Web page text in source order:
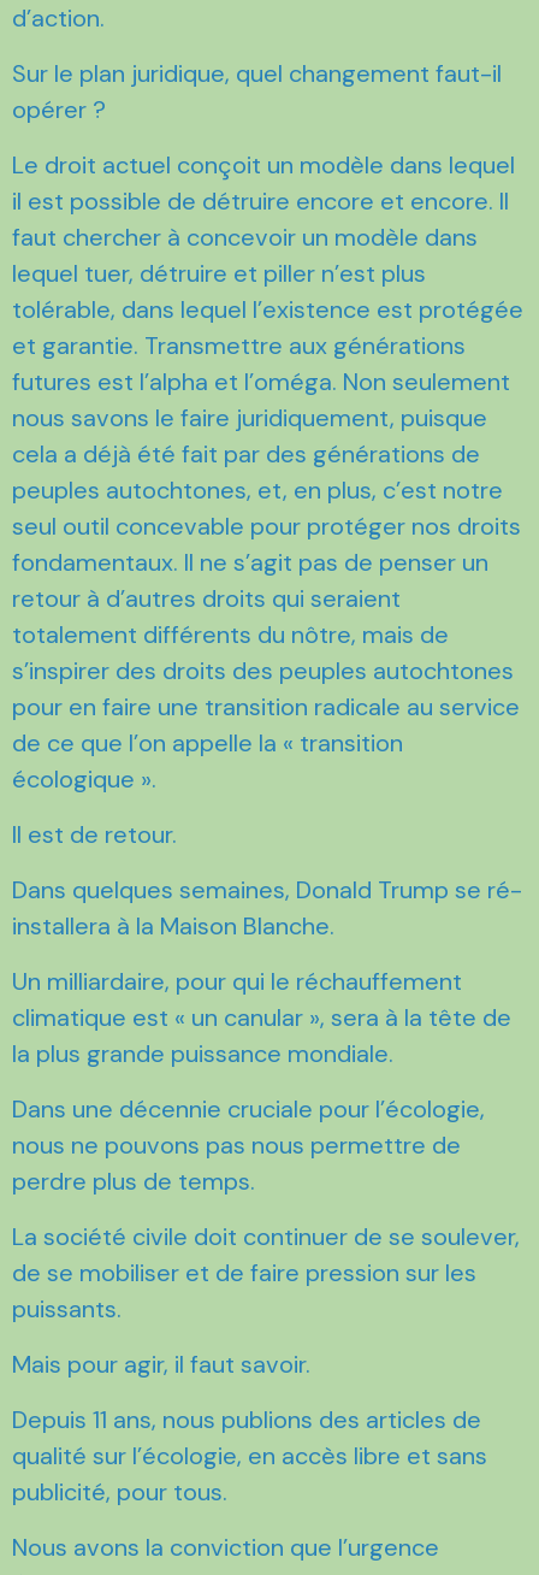
d’action.
Sur le plan juridique, quel changement faut-il
opérer ?
Le droit actuel conçoit un modèle dans lequel
il est possible de détruire encore et encore. Il
faut chercher à concevoir un modèle dans
lequel tuer, détruire et piller n’est plus
tolérable, dans lequel l’existence est protégée
et garantie. Transmettre aux générations
futures est l’alpha et l’oméga. Non seulement
nous savons le faire juridiquement, puisque
cela a déjà été fait par des générations de
peuples autochtones, et, en plus, c’est notre
seul outil concevable pour protéger nos droits
fondamentaux. Il ne s’agit pas de penser un
retour à d’autres droits qui seraient
totalement différents du nôtre, mais de
s’inspirer des droits des peuples autochtones
pour en faire une transition radicale au service
de ce que l’on appelle la « transition
écologique ».
Il est de retour.
Dans quelques semaines, Donald Trump se ré-
installera à la Maison Blanche.
Un milliardaire, pour qui le réchauffement
climatique est « un canular », sera à la tête de
la plus grande puissance mondiale.
Dans une décennie cruciale pour l’écologie,
nous ne pouvons pas nous permettre de
perdre plus de temps.
La société civile doit continuer de se soulever,
de se mobiliser et de faire pression sur les
puissants.
Mais pour agir, il faut savoir.
Depuis 11 ans, nous publions des articles de
qualité sur l’écologie, en accès libre et sans
publicité, pour tous.
Nous avons la conviction que l’urgence